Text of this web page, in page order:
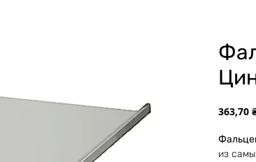
363,70
из